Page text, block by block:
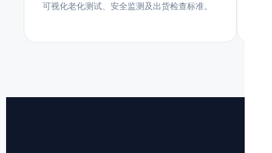
可视化老化测试、安全监测及出货检查标准。